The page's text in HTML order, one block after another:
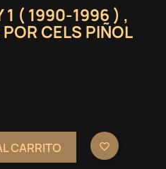
1 ( 1990-1996 ) ,
CELS PIÑOL
CARRITO favorite_border